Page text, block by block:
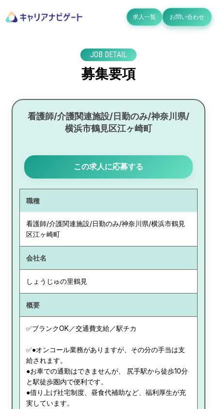
求人一覧 お問い合わせ
JOB DETAIL
募集要項
看護師/介護関連施設/日勤のみ/神奈川県/
横浜市鶴見区江ヶ崎町
この求人に応募する
職種
看護師/介護関連施設/日勤のみ/神奈川県/横浜市鶴見
区江ヶ崎町
会社名
しょうじゅの里鶴見
概要
✅ブランクOK／交通費支給／駅チカ
✅●オンコール業務がありますが、その分の手当は支
給されます。
●お車での通勤はできませんが、 尻手駅から徒歩10分
と駅徒歩圏内で便利です。
●借り上げ社宅制度、昼食代補助など、福利厚生が充
実しています。